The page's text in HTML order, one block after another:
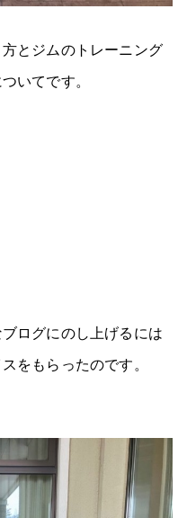
とジムのトレーニング
いてです。
ログにのし上げるには
をもらったのです。